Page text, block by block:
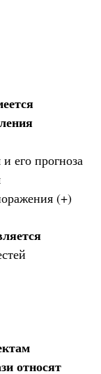
его прогноза
(+)
относят